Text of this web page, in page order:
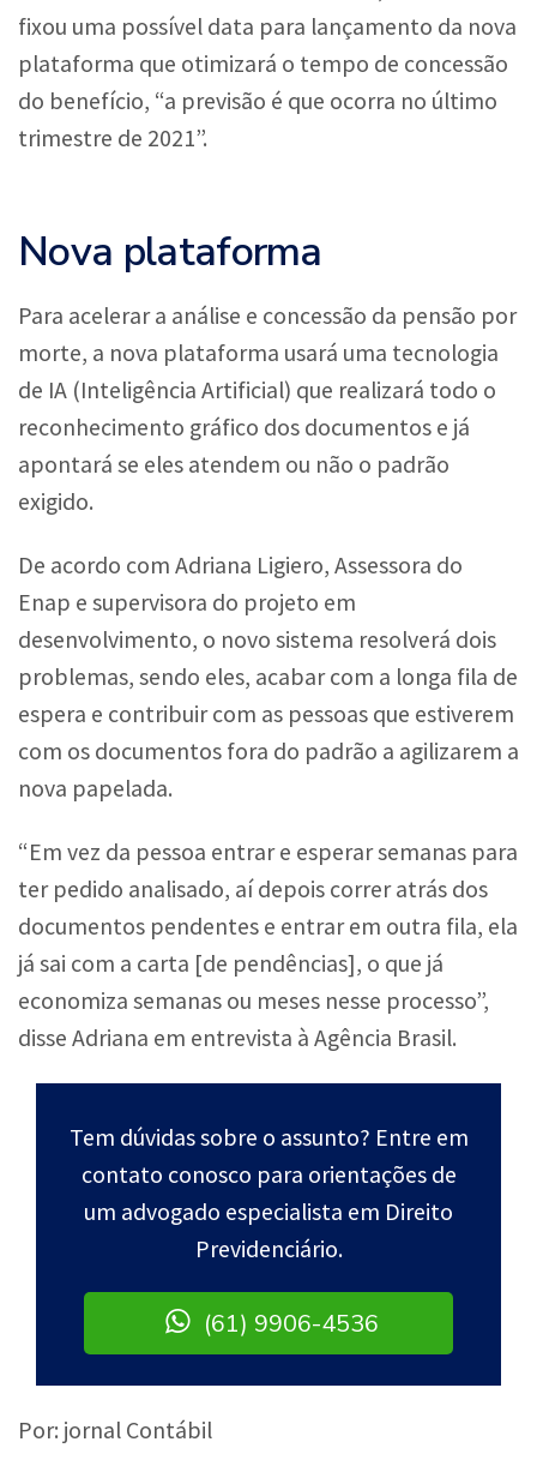
fixou uma possível data para lançamento da nova
plataforma que otimizará o tempo de concessão
do benefício, “a previsão é que ocorra no último
trimestre de 2021”.
Nova plataforma
Para acelerar a análise e concessão da pensão por
morte, a nova plataforma usará uma tecnologia
de IA (Inteligência Artificial) que realizará todo o
reconhecimento gráfico dos documentos e já
apontará se eles atendem ou não o padrão
exigido.
De acordo com Adriana Ligiero, Assessora do
Enap e supervisora do projeto em
desenvolvimento, o novo sistema resolverá dois
problemas, sendo eles, acabar com a longa fila de
espera e contribuir com as pessoas que estiverem
com os documentos fora do padrão a agilizarem a
nova papelada.
“Em vez da pessoa entrar e esperar semanas para
ter pedido analisado, aí depois correr atrás dos
documentos pendentes e entrar em outra fila, ela
já sai com a carta [de pendências], o que já
economiza semanas ou meses nesse processo”,
disse Adriana em entrevista à Agência Brasil.
Tem dúvidas sobre o assunto? Entre em
contato conosco para orientações de
um advogado especialista em Direito
Previdenciário.
(61) 9906-4536
Por: jornal Contábil